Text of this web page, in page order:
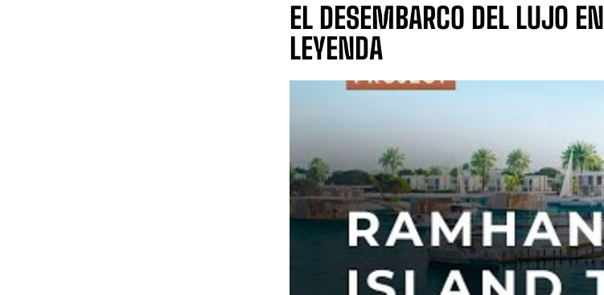
EL DESEMBARCO DEL LUJO
LEYENDA